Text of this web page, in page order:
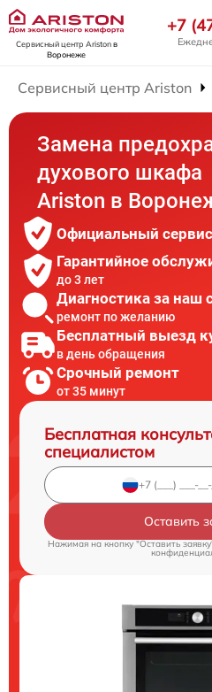
Сервисный центр Aristonв
Воронеже
+7
Сервисный центр Ariston
Замена
духового шкафа
Ariston в
Официальный сервис
Гарантийное
до 3 лет
Диагностика за наш
ремонт по желанию
Бесплатный выезд
в день обращения
Срочный ремонт
от 35 минут
Бесплатная
специалистом
Оставить
Нажимая на кнопку "Оставить